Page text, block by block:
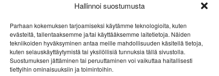
Hallinnoi suostumusta
Parhaan kokemuksen tarjoamiseksi käytämme teknologioita, kuten
evästeitä, tallentaaksemme ja/tai käyttääksemme laitetietoja. Näiden
tekniikoiden hyväksyminen antaa meille mahdollisuuden käsitellä tietoja,
kuten selauskäyttäytymistä tai yksilöllisiä tunnuksia tällä sivustolla.
Suostumuksen jättäminen tai peruuttaminen voi vaikuttaa haitallisesti
tiettyihin ominaisuuksiin ja toimintoihin.
Sisältösyöte
Kommenttisyöte